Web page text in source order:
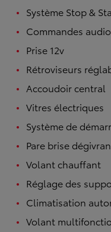
Système Stop &
Commandes
Prise 12v
Rétroviseurs
Accoudoir central
Vitres électriques
Système de
Pare brise
Volant chauffant
Réglage des
Climatisation
Volant